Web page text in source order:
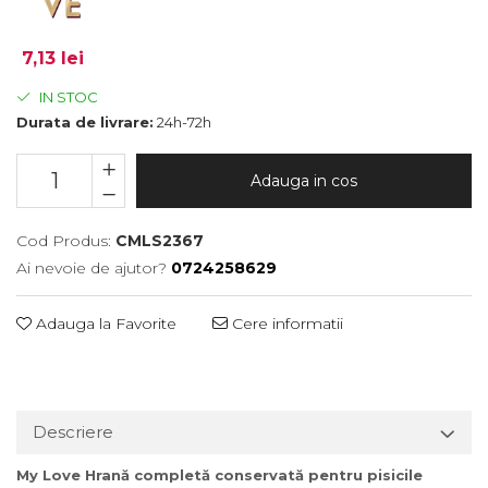
7,13 lei
IN STOC
Durata de livrare: 24h-72h
Adauga in cos
Cod Produs: CMLS2367
Ai nevoie de ajutor? 0724258629
Adauga la Favorite Cere informatii
Descriere
My Love Hrană completă conservată pentru pisicile